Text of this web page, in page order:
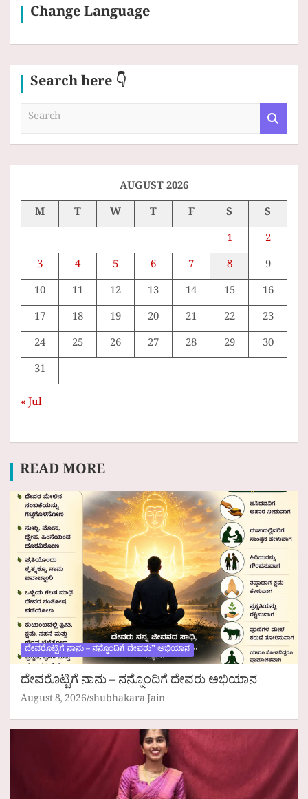
Change Language
Search here 👇
a
AUGUST 2026
M
T W T F S
S
1
2
3
4 5 6 7 8
9
10
11 12 13 14 15
16
17
18 19 20 21 22
23
24
25 26 27 28 29
30
31
« Jul
READ MORE
ದೇವರೊಟ್ಟಿಗೆ ನಾನು – ನನ್ನೊಂದಿಗೆ ದೇವರು” ಅಭಿಯಾನ
ದೇವರೊಟ್ಟಿಗೆ ನಾನು – ನನ್ನೊಂದಿಗೆ ದೇವರು ಅಭಿಯಾನ
August 8, 2026 shubhakara Jain